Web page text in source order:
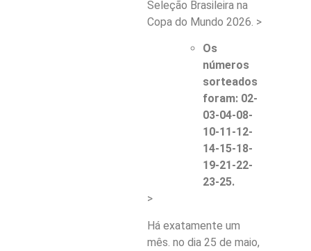
Seleção Brasileira na
Copa do Mundo 2026. >
Os
números
sorteados
foram: 02-
03-04-08-
10-11-12-
14-15-18-
19-21-22-
23-25.
>
Há exatamente um
mês. no dia 25 de maio,